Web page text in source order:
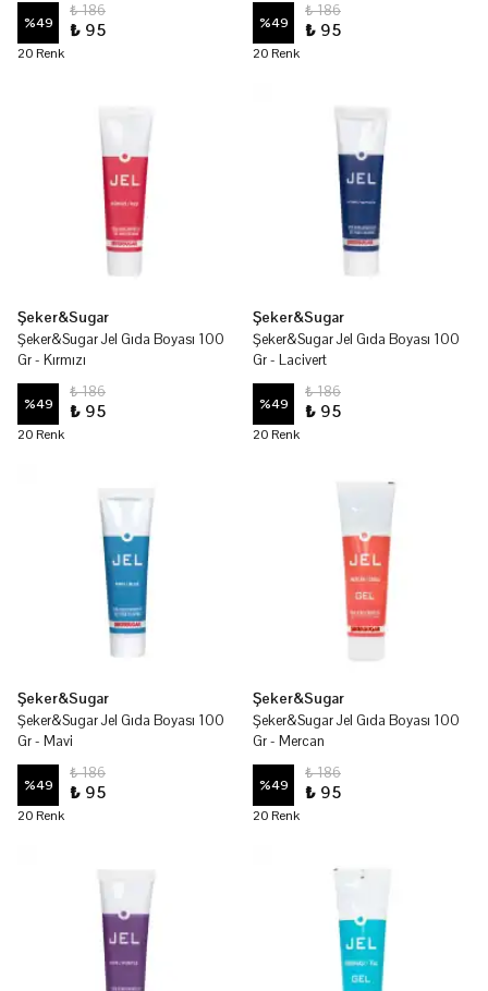
%49
₺ 186
₺ 95
20 Renk
%49
₺ 186
₺ 95
20 Renk
Şeker&Sugar
Şeker&Sugar Jel Gıda Boyası 100
Gr - Kırmızı
%49
₺ 186
₺ 95
20 Renk
Şeker&Sugar
Şeker&Sugar Jel Gıda Boyası 100
Gr - Lacivert
%49
₺ 186
₺ 95
20 Renk
Şeker&Sugar
Şeker&Sugar Jel Gıda Boyası 100
Gr - Mavi
%49
₺ 186
₺ 95
20 Renk
Şeker&Sugar
Şeker&Sugar Jel Gıda Boyası 100
Gr - Mercan
%49
₺ 186
₺ 95
20 Renk